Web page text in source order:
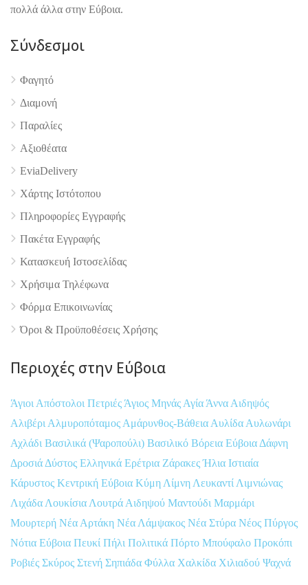
4.9
πολλά άλλα στην Εύβοια.
Σύνδεσμοι
Φαγητό
Διαμονή
Παραλίες
Αξιοθέατα
EviaDelivery
Χάρτης Ιστότοπου
Πληροφορίες Εγγραφής
Πακέτα Εγγραφής
Κατασκευή Ιστοσελίδας
Χρήσιμα Τηλέφωνα
Φόρμα Επικοινωνίας
Όροι & Προϋποθέσεις Xρήσης
Περιοχές στην Εύβοια
Άγιοι Απόστολοι Πετριές Άγιος Μηνάς Αγία Άννα Αιδηψός
Αλιβέρι Αλμυροπόταμος Αμάρυνθος-Βάθεια Αυλίδα Αυλωνάρι
Αχλάδι Βασιλικά (Ψαροπούλι) Βασιλικό Βόρεια Εύβοια Δάφνη
Δροσιά Δύστος Ελληνικά Ερέτρια ΖάρακεςΉλια Ιστιαία
Κάρυστος Κεντρική Εύβοια Κύμη Λίμνη Λευκαντί Λιμνιώνας
Λιχάδα Λουκίσια Λουτρά Αιδηψού Μαντούδι Μαρμάρι
Μουρτερή Νέα Αρτάκη Νέα Λάμψακος Νέα Στύρα Νέος Πύργος
Νότια Εύβοια Πευκί Πήλι Πολιτικά Πόρτο Μπούφαλο Προκόπι
Ροβιές Σκύρος Στενή Σηπιάδα Φύλλα Χαλκίδα Χιλιαδού Ψαχνά